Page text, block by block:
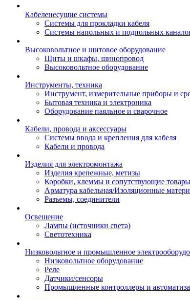
Кабеленесущие системы
Системы для прокладки кабеля
Системы напольных и подпольных
Высоковольтное и щитовое оборудование
Щиты и шкафы, шинопровод
Высоковольтное оборудование
Инструменты, техника
Инструмент, измерительные приборы и
Бытовая техника и электроника
Оборудование паяльное и сварочное
Кабели, провода и аксессуары
Системы ввода и крепления для кабеля
Кабели и провода
Изделия для электромонтажа
Изделия крепежные, метизы
Коробки, клеммы и сопутствующие товары
Арматура кабельная/Изоляционные
Разъемы, соединители
Освещение
Лампы (источники света)
Светотехника
Низковольтное и промышленное
Низковольтное оборудование
Реле
Датчики/сенсоры
Промышленные контроллеры и